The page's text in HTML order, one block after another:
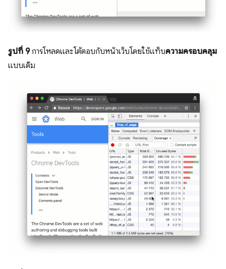
รูปที่ 9การโหลดและโต้ตอบกับหน้าเว็บโดยใช้แท็บความครอบคลุม
แบบเดิม